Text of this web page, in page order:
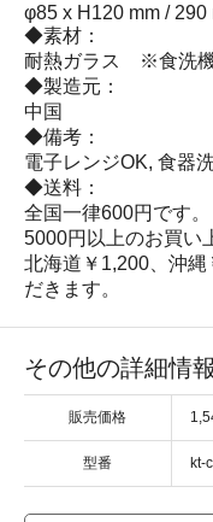
φ85 x H120 mm / 290
◆素材：
耐熱ガラス ※食洗
◆製造元：
中国
◆備考：
電子レンジOK, 食器
◆送料：
全国一律600円です
5000円以上のお買い
北海道￥1,200、沖
だきます。
その他の詳細情報
販売価格
型番 kt-